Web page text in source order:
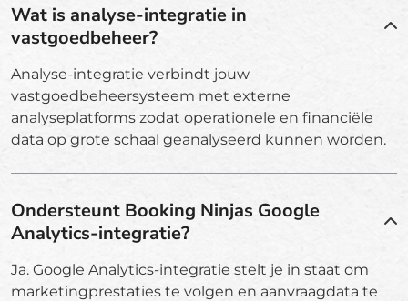
Wat is analyse-integratie in
vastgoedbeheer?
Analyse-integratie verbindt jouw
vastgoedbeheersysteem met externe
analyseplatforms zodat operationele en financiële
data op grote schaal geanalyseerd kunnen worden.
Ondersteunt Booking Ninjas Google
Analytics-integratie?
Ja. Google Analytics-integratie stelt je in staat om
marketingprestaties te volgen en aanvraagdata te